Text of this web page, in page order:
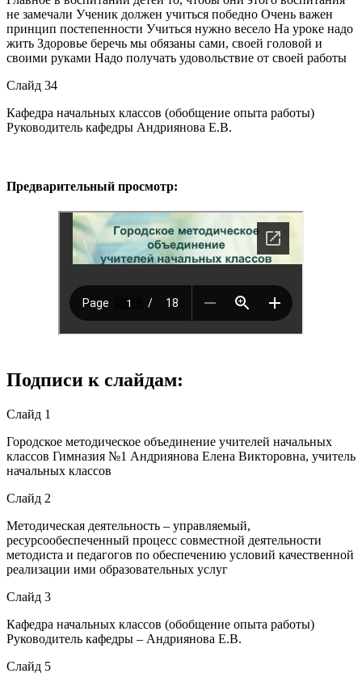
не замечали Ученик должен учиться победно Очень важен
принцип постепенности Учиться нужно весело На уроке надо
жить Здоровье беречь мы обязаны сами, своей головой и
своими руками Надо получать удовольствие от своей работы
Слайд 34
Кафедра начальных классов (обобщение опыта работы)
Руководитель кафедры Андриянова Е.В.
Предварительный просмотр:
Подписи к слайдам:
Слайд 1
Городское методическое объединение учителей начальных
классов Гимназия №1 Андриянова Елена Викторовна, учитель
начальных классов
Слайд 2
Методическая деятельность – управляемый,
ресурсообеспеченный процесс совместной деятельности
методиста и педагогов по обеспечению условий качественной
реализации ими образовательных услуг
Слайд 3
Кафедра начальных классов (обобщение опыта работы)
Руководитель кафедры – Андриянова Е.В.
Слайд 5